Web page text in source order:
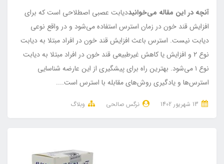
آنچه در این مقاله می‌خوانیددیابت عصبی اصطلاحی است که برای
افزایش قند خون در زمان استرس استفاده می‌شود و در واقع نوعی
دیابت نیست. استرس باعث افزایش قند خون در افراد مبتلا به دیابت
نوع ۲ و افزایش یا کاهش غیرطبیعی قند خون در افراد مبتلا به دیابت
نوع ۱ می‌شود. بهترین راه برای پیشگیری از این عارضه شناسایی
استرس‌ها و یادگیری روش‌های مقابله با استرس است....
نرگس صالحی وبلاگ